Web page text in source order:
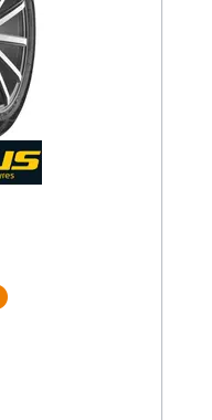
Mehr Informationen zum